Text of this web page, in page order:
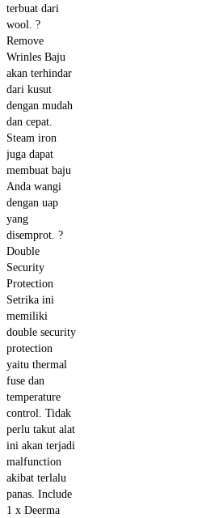
terbuat dari
wool. ?
Remove
Wrinles Baju
akan terhindar
dari kusut
dengan mudah
dan cepat.
Steam iron
juga dapat
membuat baju
Anda wangi
dengan uap
yang
disemprot. ?
Double
Security
Protection
Setrika ini
memiliki
double security
protection
yaitu thermal
fuse dan
temperature
control. Tidak
perlu takut alat
ini akan terjadi
malfunction
akibat terlalu
panas. Include
1 x Deerma